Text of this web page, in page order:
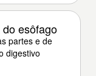
esôfago
partes e de
digestivo